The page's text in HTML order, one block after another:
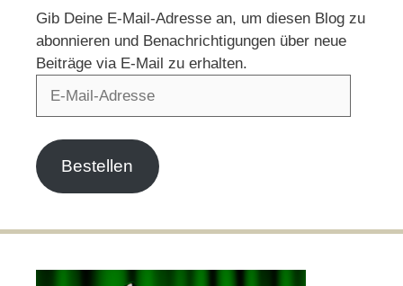
Gib Deine E-Mail-Adresse an, um diesen Blog zu
abonnieren und Benachrichtigungen über neue
Beiträge via E-Mail zu erhalten.
Bestellen